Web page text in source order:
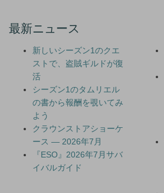
最新ニュース
新しいシーズン1のクエ
ストで、盗賊ギルドが復
活
シーズン1のタムリエル
の書から報酬を覗いてみ
よう
クラウンストアショーケ
ース — 2026年7月
『ESO』2026年7月サバ
イバルガイド